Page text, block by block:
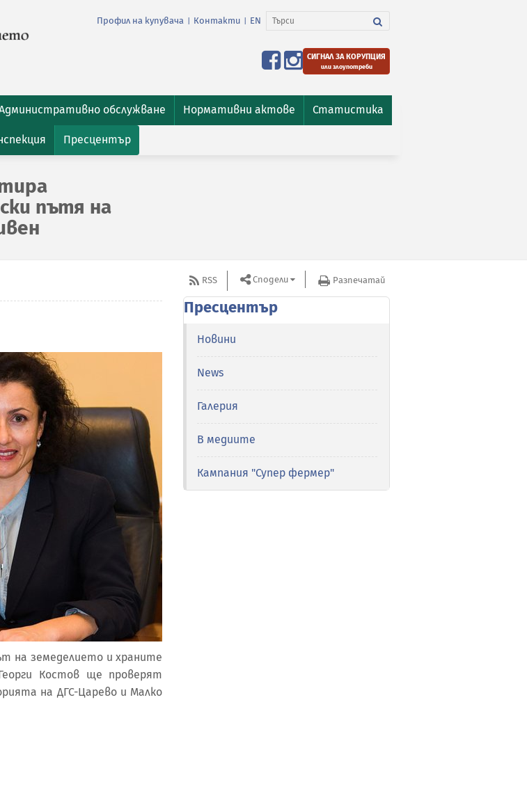
Профил на купувача Контакти EN
СИГНАЛ ЗА КОРУПЦИЯ
или злоупотреби
обслужване Нормативни актове Статистика
Пресцентър
пътя на
на земеделието и храните
Костов ще проверят
на ДГС-Царево и Малко
RSS Сподели Разпечатай
Пресцентър
Новини
News
Галерия
В медиите
Кампания "Супер фермер"